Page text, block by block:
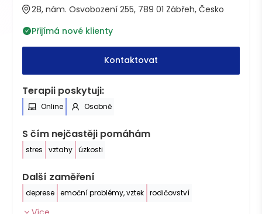
28, nám. Osvobození 255, 789 01 Zábřeh, Česko
Přijímá nové klienty
Kontaktovat
Terapii poskytuji:
Online Osobně
S čím nejčastěji pomáhám
stres vztahy úzkosti
Další zaměření
deprese emoční problémy, vztek rodičovství